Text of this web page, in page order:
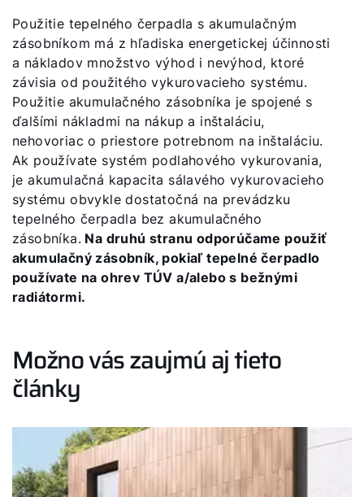
Použitie tepelného čerpadla s akumulačným
zásobníkom má z hľadiska energetickej účinnosti
a nákladov množstvo výhod i nevýhod, ktoré
závisia od použitého vykurovacieho systému.
Použitie akumulačného zásobníka je spojené s
ďalšími nákladmi na nákup a inštaláciu,
nehovoriac o priestore potrebnom na inštaláciu.
Ak používate systém podlahového vykurovania,
je akumulačná kapacita sálavého vykurovacieho
systému obvykle dostatočná na prevádzku
tepelného čerpadla bez akumulačného
zásobníka. Na druhú stranu odporúčame použiť
akumulačný zásobník, pokiaľ tepelné čerpadlo
používate na ohrev TÚV a/alebo s bežnými
radiátormi.
Možno vás zaujmú aj tieto
články